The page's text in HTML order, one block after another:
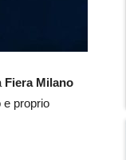
Fiera Milano
e proprio